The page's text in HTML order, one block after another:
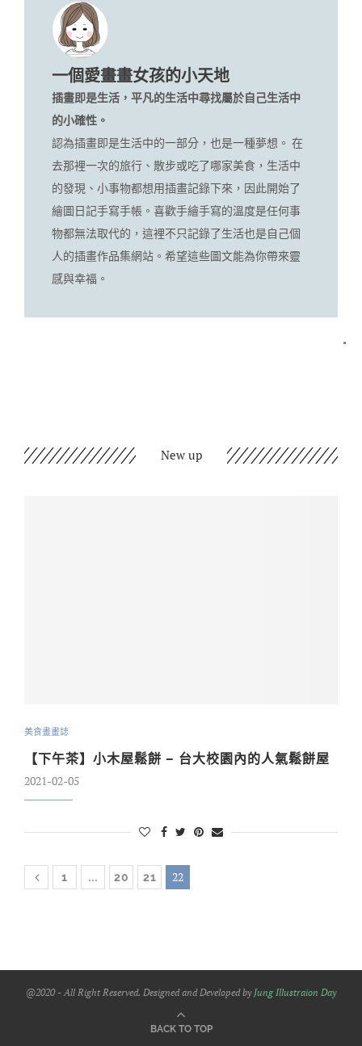
一個愛畫畫女孩的小天地
插畫即是生活，平凡的生活中尋找屬於自己生活中
的小確性。
認為插畫即是生活中的一部分，也是一種夢想。 在
去那裡一次的旅行、散步或吃了哪家美食，生活中
的發現、小事物都想用插畫記錄下來，因此開始了
繪圖日記手寫手帳。喜歡手繪手寫的溫度是任何事
物都無法取代的，這裡不只記錄了生活也是自己個
人的插畫作品集網站。希望這些圖文能為你帶來靈
感與幸福。
New up
美食畫畫誌
【下午茶】小木屋鬆餅 – 台大校園內的人氣鬆餅屋
2021-02-05
1 ... 20 21 22
@2020 - All Right Reserved. Designed and Developed by Jung Illustraion Day
BACK TO TOP